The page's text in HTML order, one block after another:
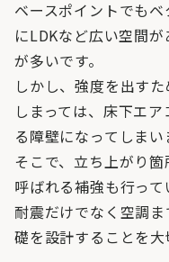
ベースポイントでも
にLDKなど広い空間
が多いです。
しかし、強度を出す
しまっては、床下エ
る障壁になってしまい
そこで、立ち上がり
呼ばれる補強も行って
耐震だけでなく空調
礎を設計することを大